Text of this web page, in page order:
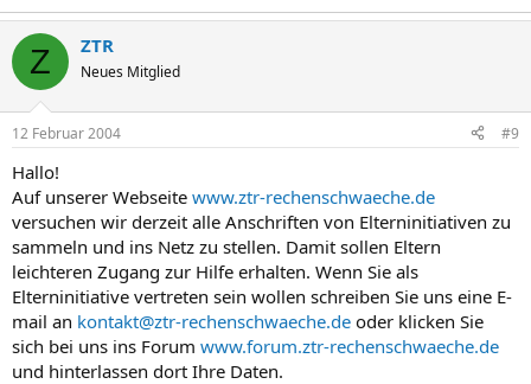
Z ZTR
Neues Mitglied
12 Februar 2004 #9
Hallo!
Auf unserer Webseite www.ztr-rechenschwaeche.de
versuchen wir derzeit alle Anschriften von Elterninitiativen zu
sammeln und ins Netz zu stellen. Damit sollen Eltern
leichteren Zugang zur Hilfe erhalten. Wenn Sie als
Elterninitiative vertreten sein wollen schreiben Sie uns eine E-
mail an kontakt@ztr-rechenschwaeche.de oder klicken Sie
sich bei uns ins Forum www.forum.ztr-rechenschwaeche.de
und hinterlassen dort Ihre Daten.